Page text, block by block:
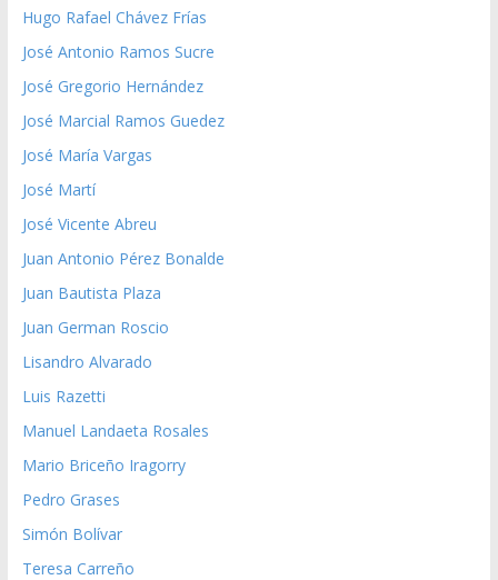
Hugo Rafael Chávez Frías
José Antonio Ramos Sucre
José Gregorio Hernández
José Marcial Ramos Guedez
José María Vargas
José Martí
José Vicente Abreu
Juan Antonio Pérez Bonalde
Juan Bautista Plaza
Juan German Roscio
Lisandro Alvarado
Luis Razetti
Manuel Landaeta Rosales
Mario Briceño Iragorry
Pedro Grases
Simón Bolívar
Teresa Carreño